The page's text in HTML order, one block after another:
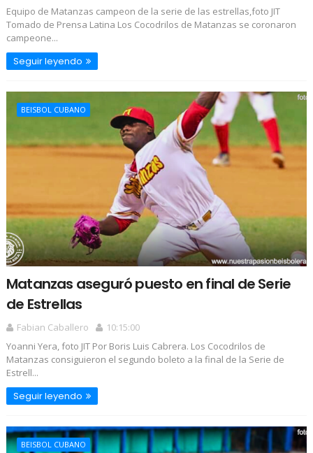
Equipo de Matanzas campeon de la serie de las estrellas,foto JIT
Tomado de Prensa Latina Los Cocodrilos de Matanzas se coronaron
campeone...
Seguir leyendo
BEISBOL CUBANO
Matanzas aseguró puesto en final de Serie
de Estrellas
Fabian Caballero
10:15:00
Yoanni Yera, foto JIT Por Boris Luis Cabrera. Los Cocodrilos de
Matanzas consiguieron el segundo boleto a la final de la Serie de
Estrell...
Seguir leyendo
BEISBOL CUBANO